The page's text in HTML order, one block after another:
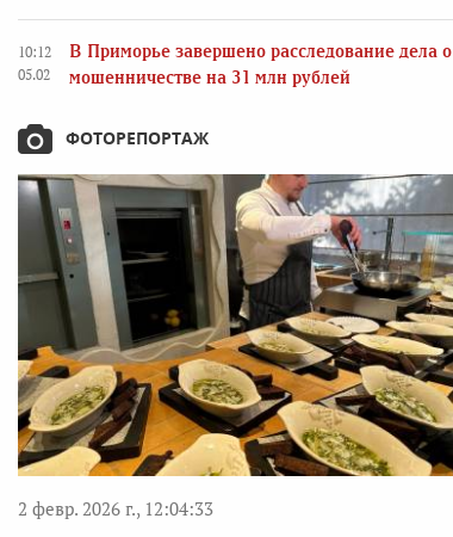
10:12
05.02
В Приморье завершено расследование дела о
мошенничестве на 31 млн рублей
ФОТОРЕПОРТАЖ
2 февр. 2026 г., 12:04:33